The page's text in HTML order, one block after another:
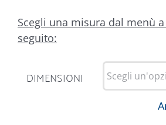
Scegli una misura dal menù
seguito:
DIMENSIONI